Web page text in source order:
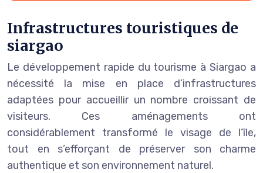
Infrastructures touristiques de
siargao
Le développement rapide du tourisme à Siargao a
nécessité la mise en place d’infrastructures
adaptées pour accueillir un nombre croissant de
visiteurs. Ces aménagements ont
considérablement transformé le visage de l’île,
tout en s’efforçant de préserver son charme
authentique et son environnement naturel.